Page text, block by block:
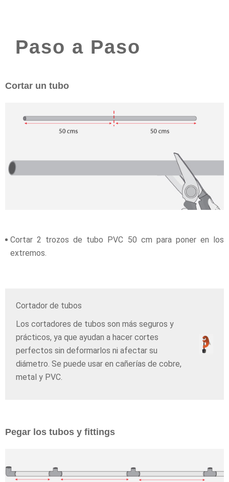
Paso a Paso
Cortar un tubo
Cortar 2 trozos de tubo PVC 50 cm para poner en los
extremos.
Cortador de tubos
Los cortadores de tubos son más seguros y
prácticos, ya que ayudan a hacer cortes
perfectos sin deformarlos ni afectar su
diámetro. Se puede usar en cañerías de cobre,
metal y PVC.
Pegar los tubos y fittings